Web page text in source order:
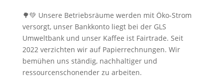
🌳💚 Unsere Betriebsräume werden mit Öko-Strom
versorgt, unser Bankkonto liegt bei der GLS
Umweltbank und unser Kaffee ist Fairtrade. Seit
2022 verzichten wir auf Papierrechnungen. Wir
bemühen uns ständig, nachhaltiger und
ressourcenschonender zu arbeiten.